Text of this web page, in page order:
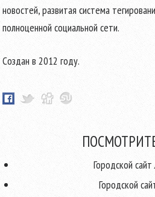
новостей, развитая система
полноценной социальной сети.
Создан в 2012 году.
Городской
Городской